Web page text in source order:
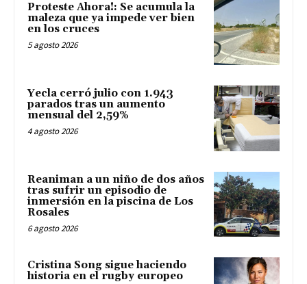
Proteste Ahora!: Se acumula la
maleza que ya impede ver bien
en los cruces
5 agosto 2026
Yecla cerró julio con 1.943
parados tras un aumento
mensual del 2,59%
4 agosto 2026
Reaniman a un niño de dos años
tras sufrir un episodio de
inmersión en la piscina de Los
Rosales
6 agosto 2026
Cristina Song sigue haciendo
historia en el rugby europeo